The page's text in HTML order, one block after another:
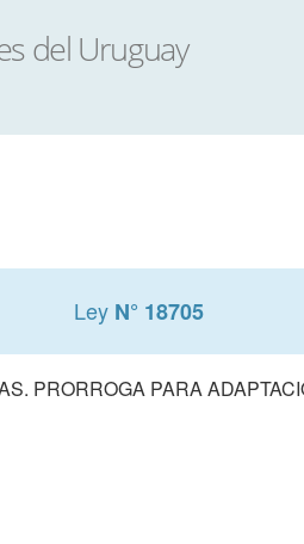
Ley N° 18705
PRORROGA PARA